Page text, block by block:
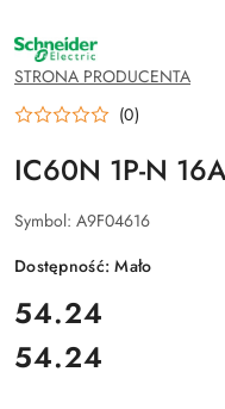
NAZWA
PRODUCENTA:
SCHNEIDER
ELECTRIC
STRONA PRODUCENTA
(0)
IC60N 1P-N
Symbol: A9F04616
Dostępność:Mało
cena:
54.24
Cena:
54.24